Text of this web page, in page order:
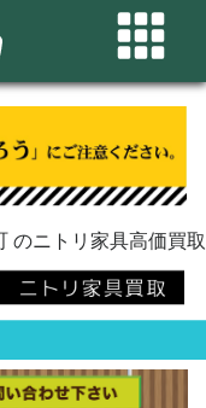
のニトリ家具高価買取